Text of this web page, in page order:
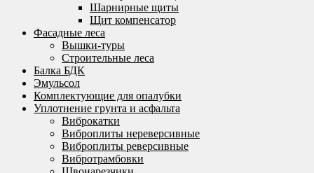
Шарнирные щиты
Щит компенсатор
Фасадные леса
Вышки-туры
Строительные леса
Балка БДК
Эмульсол
Комплектующие для опалубки
Уплотнение грунта и асфальта
Виброкатки
Виброплиты нереверсивные
Виброплиты реверсивные
Вибротрамбовки